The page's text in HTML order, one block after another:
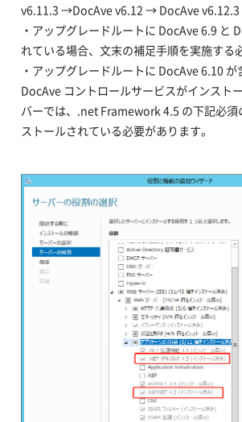
v6.11.3 →DocAve v6.12 → DocAve v6.12.3
・アップグレードルートに DocAve 6.9 と
れている場合、文末の補足手順を実施する
・アップグレードルートに DocAve 6.10 が
DocAve コントロールサービスがインスト
バーでは、.net Framework 4.5 の下記必須
ストールされている必要があります。